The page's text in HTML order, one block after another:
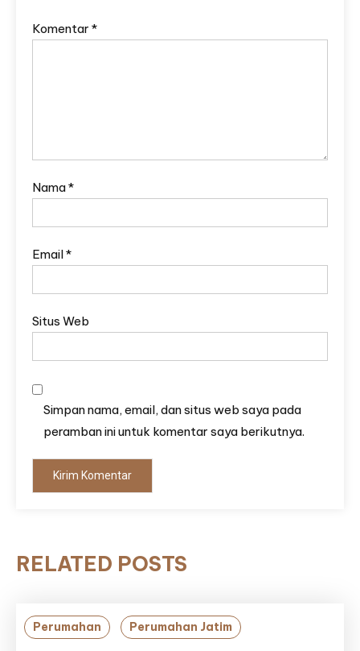
Komentar *
Nama*
Email*
Situs Web
Simpan nama, email, dan situs web saya pada
peramban ini untuk komentar saya berikutnya.
RELATED POSTS
Perumahan Perumahan Jatim